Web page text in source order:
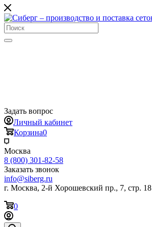
Задать вопрос
Личный кабинет
Корзина0
Москва
8 (800) 301-82-58
Заказать звонок
info@siberg.ru
г. Москва, 2-й Хорошевский пр., 7, стр. 18
0